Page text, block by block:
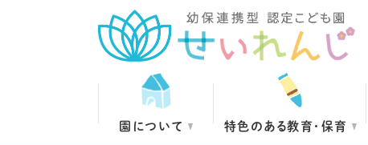
園について 特色のある教育・保育